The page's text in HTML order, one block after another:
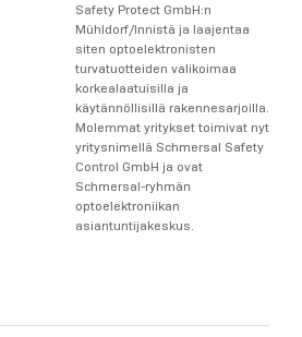
Safety Protect GmbH:n
Mühldorf/Innistä ja laajentaa
siten optoelektronisten
turvatuotteiden valikoimaa
korkealaatuisilla ja
käytännöllisillä rakennesarjoilla.
Molemmat yritykset toimivat nyt
yritysnimellä Schmersal Safety
Control GmbH ja ovat
Schmersal-ryhmän
optoelektroniikan
asiantuntijakeskus.